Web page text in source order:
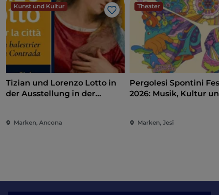
Kunst und Kultur
Like
Tizian und Lorenzo Lotto in
der Ausstellung in der
Marken, Ancona
Theater
Pergolesi Spontini
2026: Musik, Kultur
Marken, Jesi